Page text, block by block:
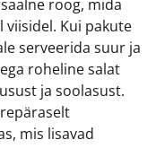
roog, mida
viisidel. Kui pakute
serveerida suur ja
roheline salat
ja soolasust.
mis lisavad